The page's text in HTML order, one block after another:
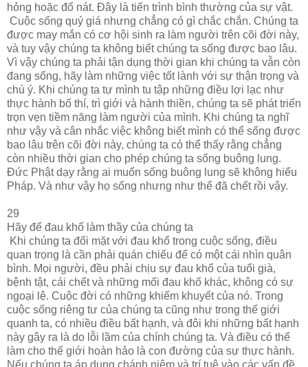
hỏng hoặc đổ nát. Đây là tiến trình bình thường của sự vật.
Cuộc sống quý giá nhưng chẳng có gì chắc chắn. Chúng ta
được may mắn có cơ hội sinh ra làm người trên cõi đời này,
và tuy vậy chúng ta không biết chúng ta sống được bao lâu.
Vì vậy chúng ta phải tận dụng thời gian khi chúng ta vẫn còn
đang sống, hãy làm những việc tốt lành với sự thận trọng và
chú ý. Khi chúng ta tự mình tu tập những điều lợi lạc như
thực hành bố thí, trì giới và hành thiền, chúng ta sẽ phát triển
trọn vẹn tiềm năng làm người của mình. Khi chúng ta nghĩ
như vậy và cân nhắc việc không biết mình có thể sống được
bao lâu trên cõi đời này, chúng ta có thể thấy rằng chẳng
còn nhiều thời gian cho phép chúng ta sống buông lung.
Đức Phật dạy rằng ai muốn sống buông lung sẽ không hiểu
Pháp. Và như vậy họ sống nhưng như thể đã chết rồi vậy.
29
Hãy để đau khổ làm thầy của chúng ta
Khi chúng ta đối mặt với đau khổ trong cuộc sống, điều
quan trọng là cần phải quán chiếu để có một cái nhìn quân
bình. Mọi người, đều phải chịu sự đau khổ của tuổi già,
bệnh tật, cái chết và những mối đau khổ khác, không có sự
ngoại lệ. Cuộc đời có những khiếm khuyết của nó. Trong
cuộc sống riêng tư của chúng ta cũng như trong thế giới
quanh ta, có nhiều điều bất hạnh, và đôi khi những bất hạnh
này gây ra là do lỗi lầm của chính chúng ta. Và điều có thể
làm cho thế giới hoàn hảo là con đường của sự thực hành.
Nếu chúng ta áp dụng chánh niệm và trí tuệ vào các vấn đề